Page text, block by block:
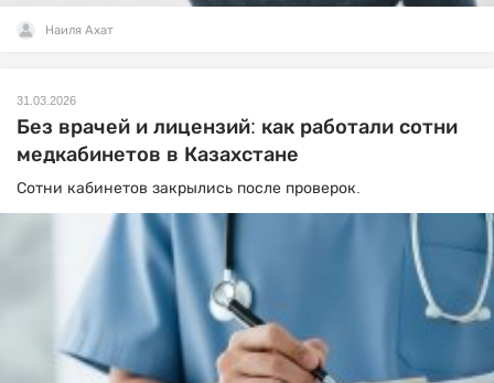
Наиля Ахат
31.03.2026
Без врачей и лицензий: как работали сотни
медкабинетов в Казахстане
Сотни кабинетов закрылись после проверок.